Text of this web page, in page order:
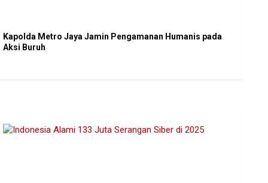
Kapolda Metro Jaya Jamin Pengamanan Humanis pada
Aksi Buruh